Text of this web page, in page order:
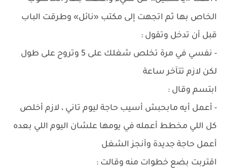
الخاص بها ثم اتجهت إلى مكتب «نائل» وطرقت الباب
قبل أن تدخل وتقول :
- نفسي في مرة تخلص شغلك على 5 وتروح على طول
لكن لازم تتآخر ساعة
ابتسم وقال :
- أعمل أيه مابحبش أسيب حاجة ليوم تاني ، لازم أخلص
كل اللي مخطط أعمله في يومها علشان اليوم اللي بعده
أعمل حاجة جديدة وأنجز الشغل
اقتربت بضع خطوات منه وقالت :